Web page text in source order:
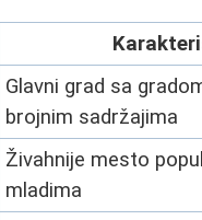
Glavni grad sa
brojnim sadržajima
Živahnije mesto
mladima